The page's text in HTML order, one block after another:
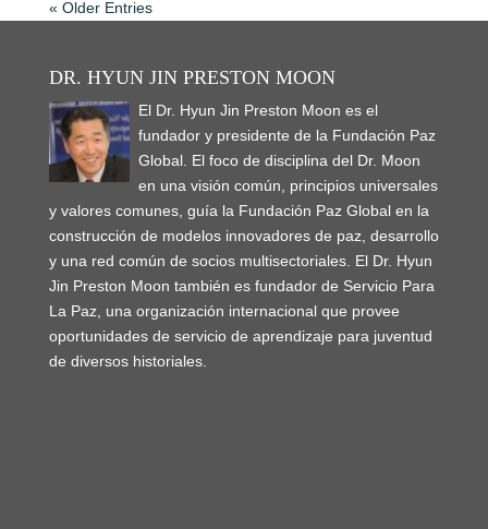
« Older Entries
DR. HYUN JIN PRESTON MOON
El Dr. Hyun Jin Preston Moon es el
fundador y presidente de la Fundación Paz
Global. El foco de disciplina del Dr. Moon
en una visión común, principios universales
y valores comunes, guía la Fundación Paz Global en la
construcción de modelos innovadores de paz, desarrollo
y una red común de socios multisectoriales. El Dr. Hyun
Jin Preston Moon también es fundador de Servicio Para
La Paz, una organización internacional que provee
oportunidades de servicio de aprendizaje para juventud
de diversos historiales.